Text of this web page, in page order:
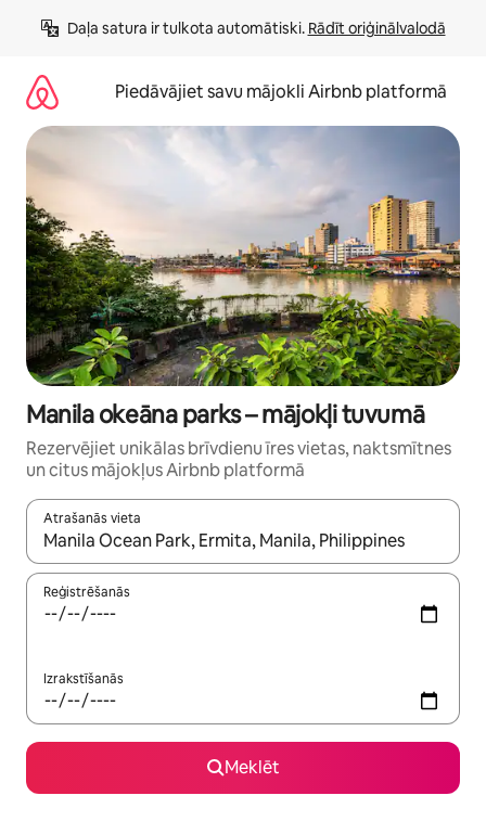
saturu
Daļa satura ir tulkota automātiski. Rādīt oriģinālvalodā
Piedāvājiet savu mājokli Airbnb platformā
Manila okeāna parks – mājokļi tuvumā
Rezervējiet unikālas brīvdienu īres vietas, naktsmītnes
un citus mājokļus Airbnb platformā
Atrašanās vieta
Kad rezultāti kļūs pieejami, izmantojiet bultiņu uz augšu un
Reģistrēšanās
Izrakstīšanās
Meklēt